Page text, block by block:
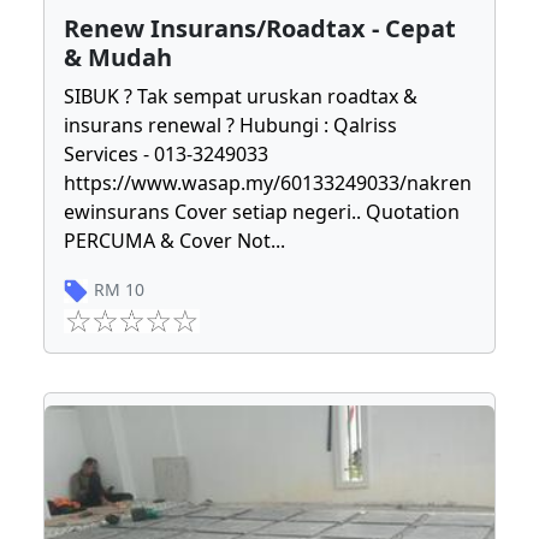
Renew Insurans/Roadtax - Cepat
& Mudah
SIBUK ? Tak sempat uruskan roadtax &
insurans renewal ? Hubungi : Qalriss
Services - 013-3249033
https://www.wasap.my/60133249033/nakren
ewinsurans Cover setiap negeri.. Quotation
PERCUMA & Cover Not...
RM 10